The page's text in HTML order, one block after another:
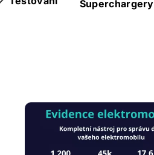
Superchargery
Obrázek